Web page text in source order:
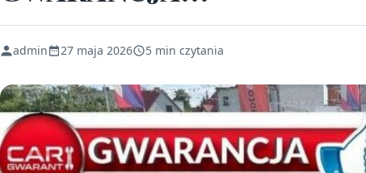
admin 27 maja 2026 5 min czytania